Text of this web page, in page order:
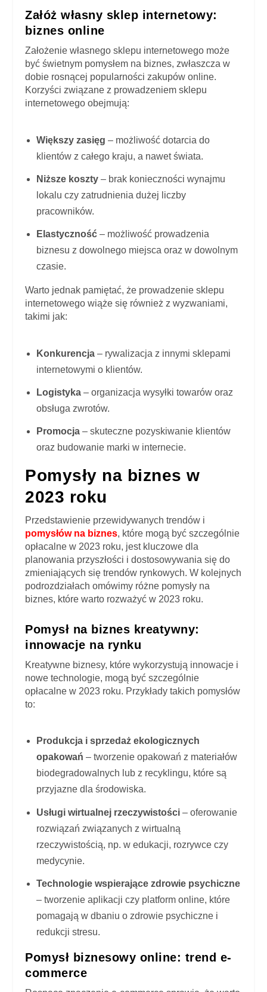
Załóż własny sklep internetowy:
biznes online
Założenie własnego sklepu internetowego może
być świetnym pomysłem na biznes, zwłaszcza w
dobie rosnącej popularności zakupów online.
Korzyści związane z prowadzeniem sklepu
internetowego obejmują:
Większy zasięg – możliwość dotarcia do
klientów z całego kraju, a nawet świata.
Niższe koszty– brak konieczności wynajmu
lokalu czy zatrudnienia dużej liczby
pracowników.
Elastyczność– możliwość prowadzenia
biznesu z dowolnego miejsca oraz w dowolnym
czasie.
Warto jednak pamiętać, że prowadzenie sklepu
internetowego wiąże się również z wyzwaniami,
takimi jak:
Konkurencja– rywalizacja z innymi sklepami
internetowymi o klientów.
Logistyka– organizacja wysyłki towarów oraz
obsługa zwrotów.
Promocja– skuteczne pozyskiwanie klientów
oraz budowanie marki w internecie.
Pomysły na biznes w
2023 roku
Przedstawienie przewidywanych trendów i
pomysłów na biznes, które mogą być szczególnie
opłacalne w 2023 roku, jest kluczowe dla
planowania przyszłości i dostosowywania się do
zmieniających się trendów rynkowych. W kolejnych
podrozdziałach omówimy różne pomysły na
biznes, które warto rozważyć w 2023 roku.
Pomysł na biznes kreatywny:
innowacje na rynku
Kreatywne biznesy, które wykorzystują innowacje i
nowe technologie, mogą być szczególnie
opłacalne w 2023 roku. Przykłady takich pomysłów
to:
Produkcja i sprzedaż ekologicznych
opakowań – tworzenie opakowań z materiałów
biodegradowalnych lub z recyklingu, które są
przyjazne dla środowiska.
Usługi wirtualnej rzeczywistości– oferowanie
rozwiązań związanych z wirtualną
rzeczywistością, np. w edukacji, rozrywce czy
medycynie.
Technologie wspierające zdrowie psychiczne
– tworzenie aplikacji czy platform online, które
pomagają w dbaniu o zdrowie psychiczne i
redukcji stresu.
Pomysł biznesowy online: trend e-
commerce